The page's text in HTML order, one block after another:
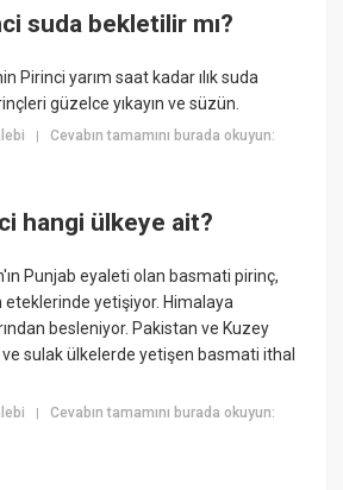
suda bekletilir mı?
Pirinci yarım saat kadar ılık suda
güzelce yıkayın ve süzün.
|Cevabın tamamını burada okuyun:
hangi ülkeye ait?
Punjab eyaleti olan basmati pirinç,
eteklerinde yetişiyor. Himalaya
besleniyor. Pakistan ve Kuzey
ve sulak ülkelerde yetişen basmati ithal
|Cevabın tamamını burada okuyun: